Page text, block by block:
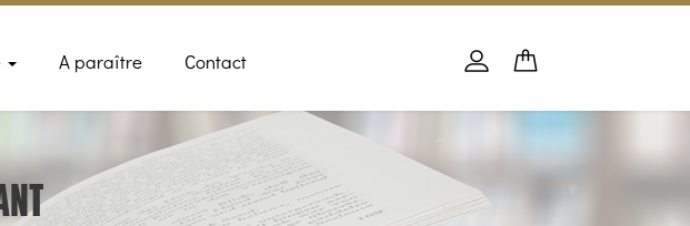
A paraître Contact
Panier
Se connecter
PANIER